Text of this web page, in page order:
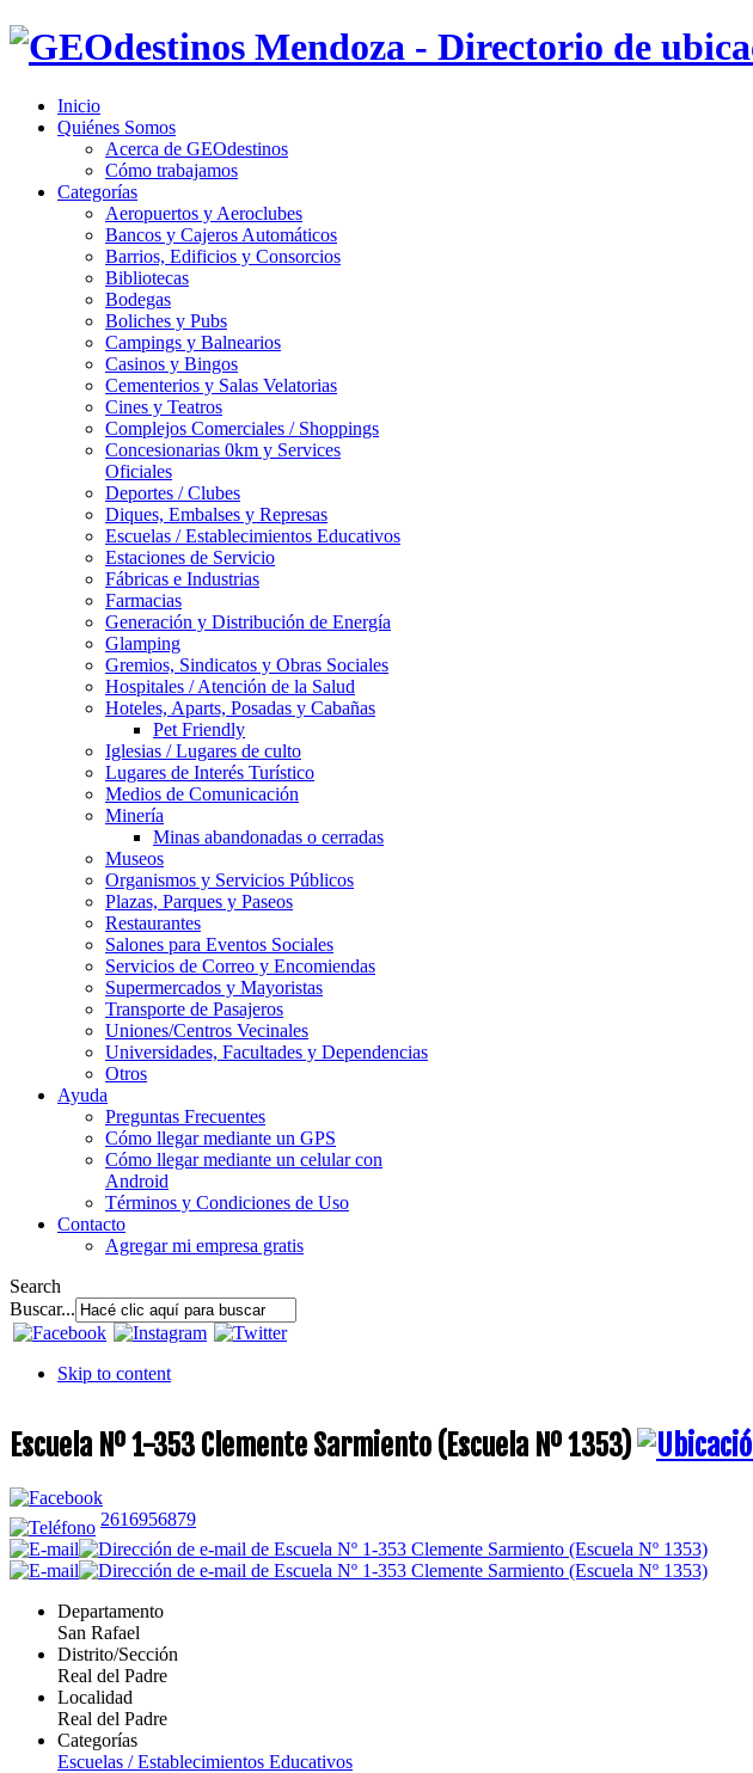
Inicio
Quiénes Somos
Acerca de GEOdestinos
Cómo trabajamos
Categorías
Aeropuertos y Aeroclubes
Bancos y Cajeros Automáticos
Barrios, Edificios y Consorcios
Bibliotecas
Bodegas
Boliches y Pubs
Campings y Balnearios
Casinos y Bingos
Cementerios y Salas Velatorias
Cines y Teatros
Complejos Comerciales / Shoppings
Concesionarias 0km y Services
Oficiales
Deportes / Clubes
Diques, Embalses y Represas
Escuelas / Establecimientos Educativos
Estaciones de Servicio
Fábricas e Industrias
Farmacias
Generación y Distribución de Energía
Glamping
Gremios, Sindicatos y Obras Sociales
Hospitales / Atención de la Salud
Hoteles, Aparts, Posadas y Cabañas
Pet Friendly
Iglesias / Lugares de culto
Lugares de Interés Turístico
Medios de Comunicación
Minería
Minas abandonadas o cerradas
Museos
Organismos y Servicios Públicos
Plazas, Parques y Paseos
Restaurantes
Salones para Eventos Sociales
Servicios de Correo y Encomiendas
Supermercados y Mayoristas
Transporte de Pasajeros
Uniones/Centros Vecinales
Universidades, Facultades y Dependencias
Otros
Ayuda
Preguntas Frecuentes
Cómo llegar mediante un GPS
Cómo llegar mediante un celular con
Android
Términos y Condiciones de Uso
Contacto
Agregar mi empresa gratis
Search
Buscar...
Skip to content
Escuela Nº 1-353 Clemente Sarmiento (Escuela Nº 1353)
2616956879
Departamento
San Rafael
Distrito/Sección
Real del Padre
Localidad
Real del Padre
Categorías
Escuelas / Establecimientos Educativos